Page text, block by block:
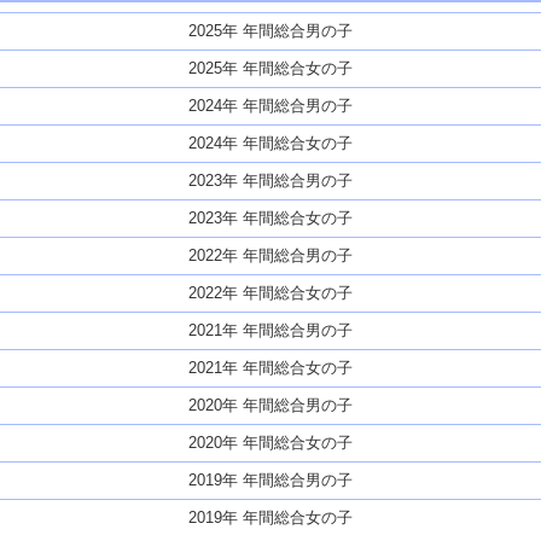
2025年 年間総合男の子
2025年 年間総合女の子
2024年 年間総合男の子
2024年 年間総合女の子
2023年 年間総合男の子
2023年 年間総合女の子
2022年 年間総合男の子
2022年 年間総合女の子
2021年 年間総合男の子
2021年 年間総合女の子
2020年 年間総合男の子
2020年 年間総合女の子
2019年 年間総合男の子
2019年 年間総合女の子